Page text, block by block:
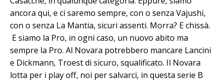
ancora qui, e ci saremo sempre, con o senza Vajushi,
con o senza La Mantia, sicuri assenti. Morra? E chissà.
E siamo la Pro, in ogni caso, un nuovo abito ma
sempre la Pro. Al Novara potrebbero mancare Lancini
e Dickmann, Troest di sicuro, squalificato. Il Novara
lotta per i play off, noi per salvarci, in questa serie B